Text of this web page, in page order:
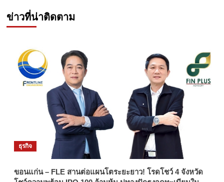
ข่าวที่น่าติดตาม
ธุรกิจ
ขอนแก่น – FLE สานต่อแผนโตระยะยาว! โรดโชว์ 4 จังหวัด